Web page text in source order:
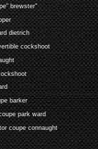
brewster"
dietrich
cockshoot
barker
park ward
coupe connaught